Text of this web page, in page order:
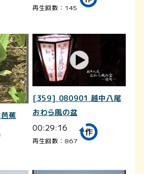
再生回数：145
蕉
[359] 080901 越中八尾
おわら風の盆
00:29:16
再生回数：867